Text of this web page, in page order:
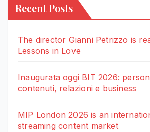
Recent Posts
The director Gianni Petrizzo is
Lessons in Love
Inaugurata oggi BIT 2026:
contenuti, relazioni e business
MIP London 2026 is an
streaming content market